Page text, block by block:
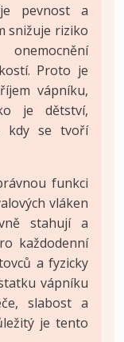
pevnost a
snižuje riziko
Proto je
vápníku,
je dětství,
kdy se tvoří
funkci
vláken
stahují a
každodenní
a fyzicky
vápníku
slabost a
je tento